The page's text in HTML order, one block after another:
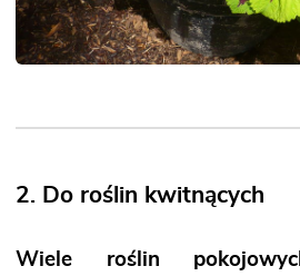
2. Do roślin kwitnących
Wiele roślin